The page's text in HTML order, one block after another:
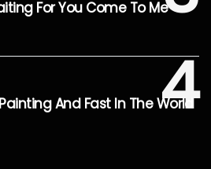
For You Come To Me
4
And Fast In The World